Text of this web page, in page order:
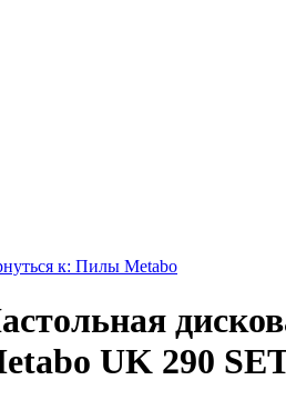
к: Пилы Metabo
UK 290